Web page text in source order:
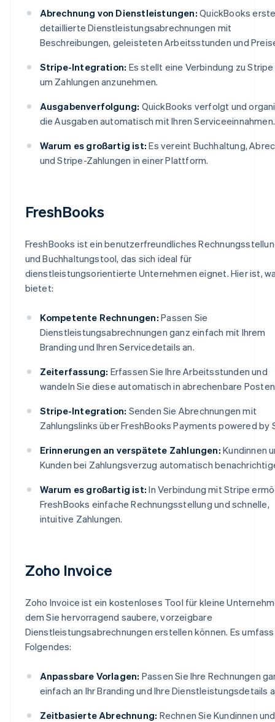
Abrechnung von Dienstleistungen: QuickBooks
detaillierte Dienstleistungsabrechnungen mit
Beschreibungen, geleisteten Arbeitsstunden und
Stripe-Integration: Es stellt eine Verbindung zu Stripe
um Zahlungen anzunehmen.
Ausgabenverfolgung: QuickBooks verfolgt und
die Ausgaben automatisch mit Ihren Serviceeinnahmen.
Warum es großartig ist: Es vereint Buchhaltung,
und Stripe-Zahlungen in einer Plattform.
FreshBooks
FreshBooks ist ein benutzerfreundliches
und Buchhaltungstool, das sich ideal für
dienstleistungsorientierte Unternehmen eignet. Hier ist,
bietet:
Kompetente Rechnungen: Passen Sie
Dienstleistungsabrechnungen ganz einfach mit Ihrem
Branding und Ihren Servicedetails an.
Zeiterfassung: Erfassen Sie Ihre Arbeitsstunden und
wandeln Sie diese automatisch in abrechenbare
Stripe-Integration: Senden Sie Abrechnungen mit
Zahlungslinks über FreshBooks Payments powered by
Erinnerungen an verspätete Zahlungen: Kundinnen
Kunden bei Zahlungsverzug automatisch
Warum es großartig ist: In Verbindung mit Stripe
FreshBooks einfache Rechnungsstellung und schnelle,
intuitive Zahlungen.
Zoho Invoice
Zoho Invoice ist ein kostenloses Tool für kleine
dem Sie hervorragend saubere, vorzeigbare
Dienstleistungsabrechnungen erstellen können. Es
Folgendes:
Anpassbare Vorlagen: Passen Sie Ihre Rechnungen
einfach an Ihr Branding und Ihre Dienstleistungsdetails
Zeitbasierte Abrechnung: Rechnen Sie Kundinnen und